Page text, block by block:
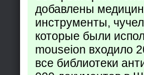
добавлены
инструменты,
которые были
mouseion входило
все библиотеки